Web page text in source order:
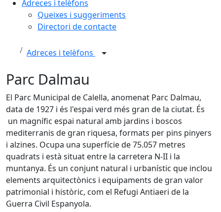
Adreces i telèfons
Queixes i suggeriments
Directori de contacte
Adreces i telèfons
Parc Dalmau
El Parc Municipal de Calella, anomenat Parc Dalmau,
data de 1927 i és l'espai verd més gran de la ciutat. És
un magnífic espai natural amb jardins i boscos
mediterranis de gran riquesa, formats per pins pinyers
i alzines. Ocupa una superfície de 75.057 metres
quadrats i està situat entre la carretera N-II i la
muntanya. És un conjunt natural i urbanístic que inclou
elements arquitectònics i equipaments de gran valor
patrimonial i històric, com el Refugi Antiaeri de la
Guerra Civil Espanyola.